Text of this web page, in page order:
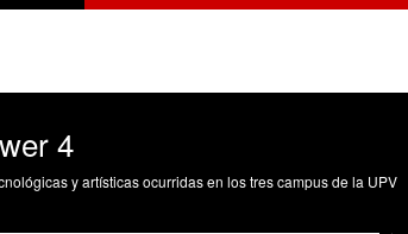
4
y artísticas ocurridas en los tres campus de la UPV